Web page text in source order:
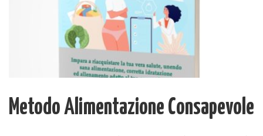
Metodo Alimentazione Consapevole